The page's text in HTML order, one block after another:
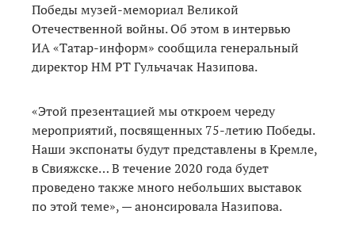
Победы музей-мемориал Великой
Отечественной войны. Об этом в интервью
ИА «Татар-информ» сообщила генеральный
директор НМ РТ Гульчачак Назипова.
«Этой презентацией мы откроем череду
мероприятий, посвященных 75-летию Победы.
Наши экспонаты будут представлены в Кремле,
в Свияжске… В течение 2020 года будет
проведено также много небольших выставок
по этой теме», — анонсировала Назипова.